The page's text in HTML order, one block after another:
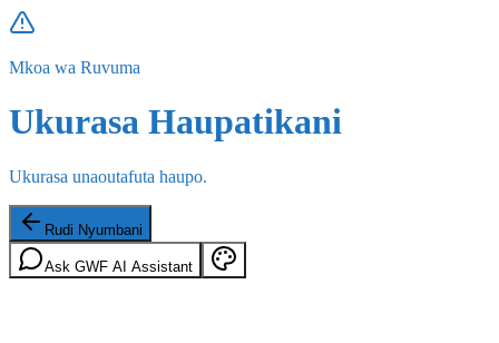
Mkoa wa Ruvuma
Ukurasa Haupatikani
Ukurasa unaoutafuta haupo.
Rudi Nyumbani
Ask GWF AI Assistant